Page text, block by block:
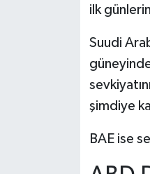
ilk
Suudi
şimdiye
BAE ise